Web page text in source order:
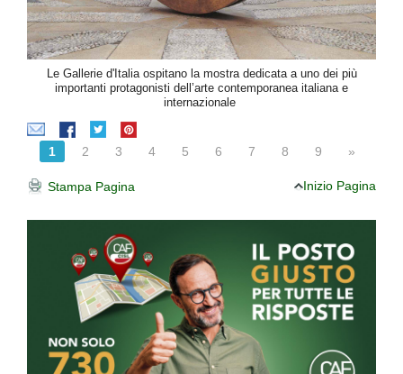
Le Gallerie d'Italia ospitano la mostra dedicata a uno dei più
importanti protagonisti dell’arte contemporanea italiana e
internazionale
1 2 3 4 5 6 7 8 9 »
Stampa Pagina Inizio Pagina